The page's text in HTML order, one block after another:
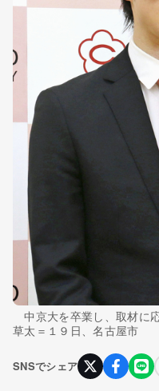
中京大を卒業し、取材に
草太＝１９日、名古屋市
SNSでシェア